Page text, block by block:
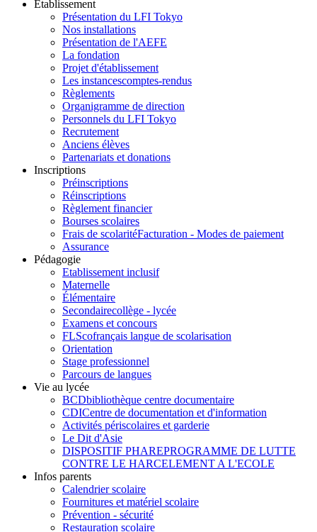
Etablissement
Présentation du LFI Tokyo
Nos installations
Présentation de l'AEFE
La fondation
Projet d'établissement
Les instancescomptes-rendus
Règlements
Organigramme de direction
Personnels du LFI Tokyo
Recrutement
Anciens élèves
Partenariats et donations
Inscriptions
Préinscriptions
Réinscriptions
Règlement financier
Bourses scolaires
Frais de scolaritéFacturation - Modes de paiement
Assurance
Pédagogie
Etablissement inclusif
Maternelle
Élémentaire
Secondairecollège - lycée
Examens et concours
FLScofrançais langue de scolarisation
Orientation
Stage professionnel
Parcours de langues
Vie au lycée
BCDbibliothèque centre documentaire
CDICentre de documentation et d'information
Activités périscolaires et garderie
Le Dit d'Asie
DISPOSITIF PHAREPROGRAMME DE LUTTE
CONTRE LE HARCELEMENT A L'ECOLE
Infos parents
Calendrier scolaire
Fournitures et matériel scolaire
Prévention - sécurité
Restauration scolaire